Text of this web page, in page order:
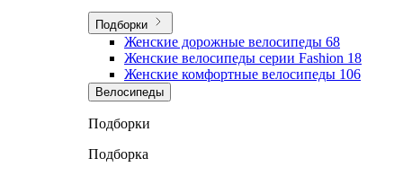
Подборки
Женские дорожные велосипеды 68
Женские велосипеды серии Fashion 18
Женские комфортные велосипеды 106
Велосипеды
Подборки
Подборка